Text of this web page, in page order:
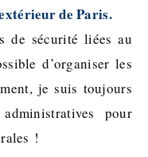
de Paris.
de sécurité liées au
d’organiser les
je suis toujours
pour
!